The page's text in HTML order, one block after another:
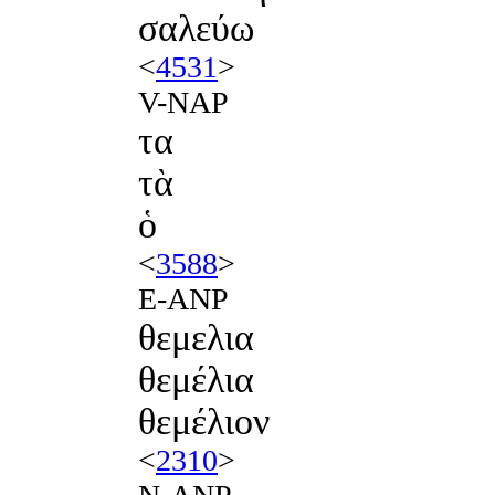
σαλεύω
<4531>
V-NAP
τα
τὰ
ὁ
<3588>
E-ANP
θεμελια
θεμέλια
θεμέλιον
<2310>